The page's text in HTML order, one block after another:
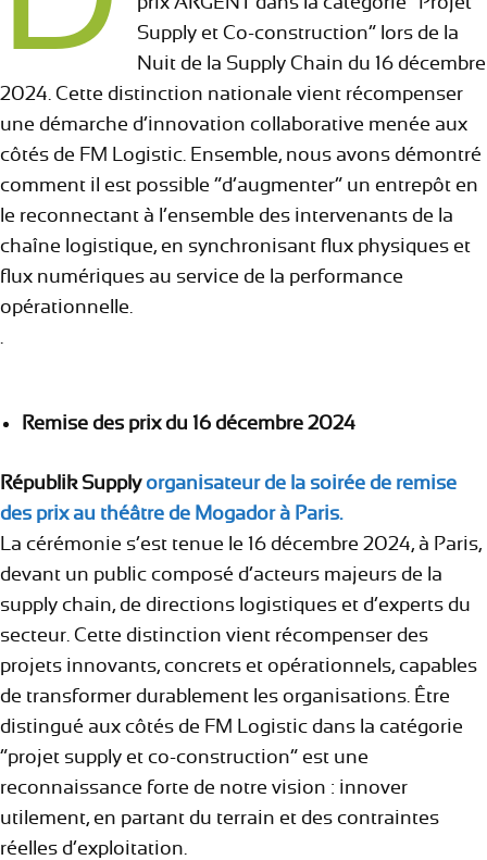
Supply et Co-construction” lors de la
Nuit de la Supply Chain du 16 décembre
2024. Cette distinction nationale vient récompenser
une démarche d’innovation collaborative menée aux
côtés de FM Logistic. Ensemble, nous avons démontré
comment il est possible “d’augmenter” un entrepôt en
le reconnectant à l’ensemble des intervenants de la
chaîne logistique, en synchronisant flux physiques et
flux numériques au service de la performance
opérationnelle.
.
Remise des prix du 16 décembre 2024
Républik Supplyorganisateur de la soirée de remise
des prix au théâtre de Mogador à Paris.
La cérémonie s’est tenue le 16 décembre 2024, à Paris,
devant un public composé d’acteurs majeurs de la
supply chain, de directions logistiques et d’experts du
secteur. Cette distinction vient récompenser des
projets innovants, concrets et opérationnels, capables
de transformer durablement les organisations. Être
distingué aux côtés de FM Logistic dans la catégorie
“projet supply et co-construction” est une
reconnaissance forte de notre vision : innover
utilement, en partant du terrain et des contraintes
réelles d’exploitation.